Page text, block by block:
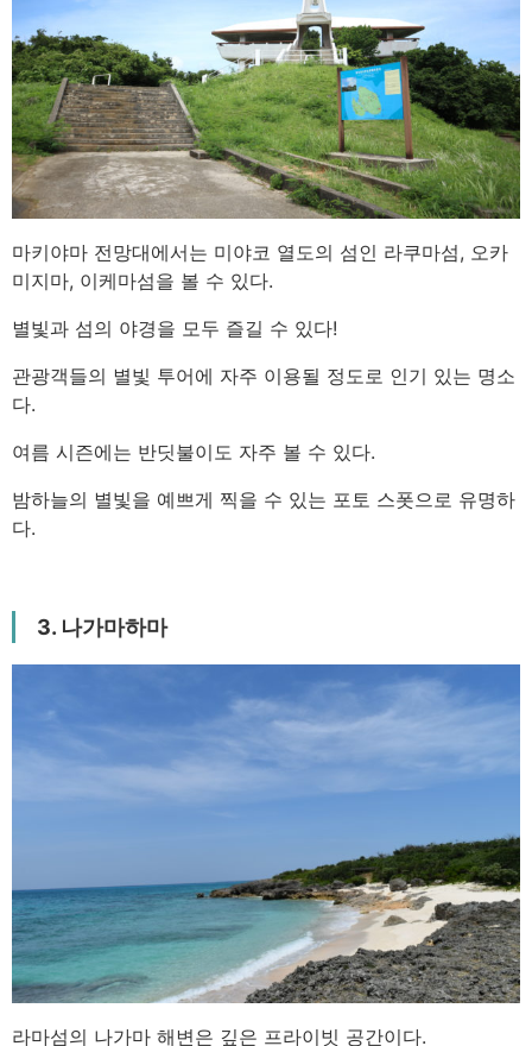
마키야마 전망대에서는 미야코 열도의 섬인 라쿠마섬, 오카
미지마, 이케마섬을 볼 수 있다.
별빛과 섬의 야경을 모두 즐길 수 있다!
관광객들의 별빛 투어에 자주 이용될 정도로 인기 있는 명소
다.
여름 시즌에는 반딧불이도 자주 볼 수 있다.
밤하늘의 별빛을 예쁘게 찍을 수 있는 포토 스폿으로 유명하
다.
3. 나가마하마
라마섬의 나가마 해변은 깊은 프라이빗 공간이다.